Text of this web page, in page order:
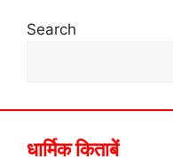
Search
धार्मिक किताबें